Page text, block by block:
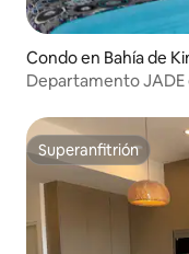
Condo en Bahía de
Departamento
Superanfitrión
Superanfitrión